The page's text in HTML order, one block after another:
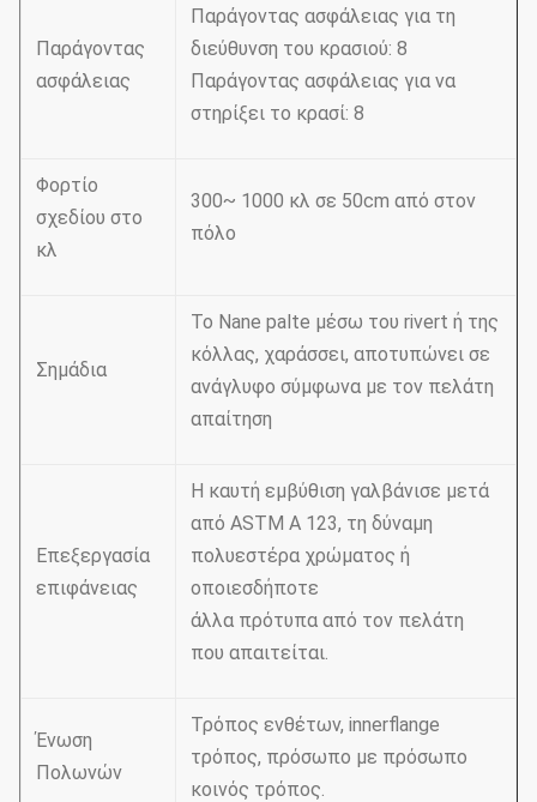
Παράγοντας
ασφάλειας
Παράγοντας ασφάλειας για τη
διεύθυνση του κρασιού: 8
Παράγοντας ασφάλειας για να
στηρίξει το κρασί: 8
Φορτίο
σχεδίου στο
κλ
300~ 1000 κλ σε 50cm από στον
πόλο
Σημάδια
Το Nane palte μέσω του rivert ή της
κόλλας, χαράσσει, αποτυπώνει σε
ανάγλυφο σύμφωνα με τον πελάτη
απαίτηση
Επεξεργασία
επιφάνειας
Η καυτή εμβύθιση γαλβάνισε μετά
από ASTM Α 123, τη δύναμη
πολυεστέρα χρώματος ή
οποιεσδήποτε
άλλα πρότυπα από τον πελάτη
που απαιτείται.
Ένωση
Πολωνών
Τρόπος ενθέτων, innerflange
τρόπος, πρόσωπο με πρόσωπο
κοινός τρόπος.